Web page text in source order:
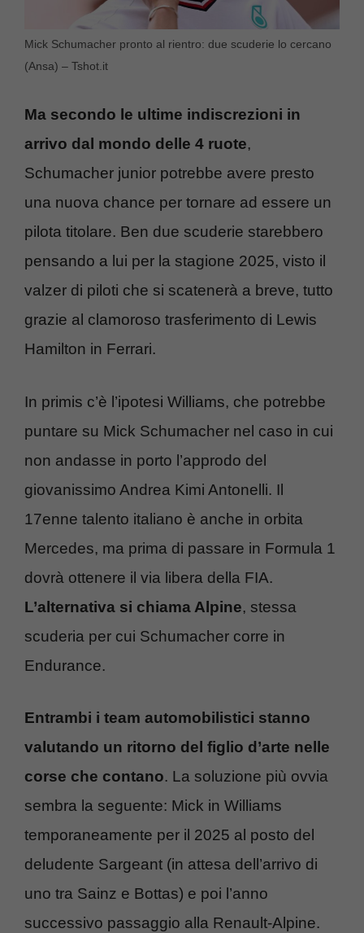
Mick Schumacher pronto al rientro: due scuderie lo cercano
(Ansa) – Tshot.it
Ma secondo le ultime indiscrezioni in
arrivo dal mondo delle 4 ruote,
Schumacher junior potrebbe avere presto
una nuova chance per tornare ad essere un
pilota titolare. Ben due scuderie starebbero
pensando a lui per la stagione 2025, visto il
valzer di piloti che si scatenerà a breve, tutto
grazie al clamoroso trasferimento di Lewis
Hamilton in Ferrari.
In primis c’è l’ipotesi Williams, che potrebbe
puntare su Mick Schumacher nel caso in cui
non andasse in porto l’approdo del
giovanissimo Andrea Kimi Antonelli. Il
17enne talento italiano è anche in orbita
Mercedes, ma prima di passare in Formula 1
dovrà ottenere il via libera della FIA.
L’alternativa si chiama Alpine, stessa
scuderia per cui Schumacher corre in
Endurance.
Entrambi i team automobilistici stanno
valutando un ritorno del figlio d’arte nelle
corse che contano. La soluzione più ovvia
sembra la seguente: Mick in Williams
temporaneamente per il 2025 al posto del
deludente Sargeant (in attesa dell’arrivo di
uno tra Sainz e Bottas) e poi l’anno
successivo passaggio alla Renault-Alpine.